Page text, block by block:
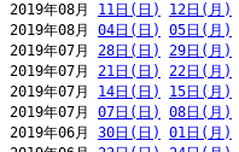
2019年08月 11日(日) 12日(月)
2019年08月 04日(日) 05日(月)
2019年07月 28日(日) 29日(月)
2019年07月 21日(日) 22日(月)
2019年07月 14日(日) 15日(月)
2019年07月 07日(日) 08日(月)
2019年06月 30日(日) 01日(月)